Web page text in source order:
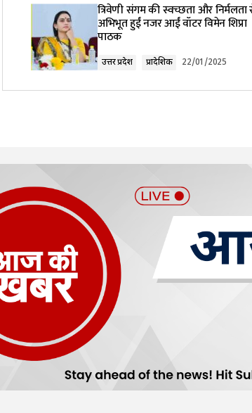
त्रिवेणी संगम की स्वच्छता और निर्मलता
अभिभूत हुईं नजर आईं वॉटर विमेन शिप्रा
पाठक
उत्तर प्रदेश प्रादेशिक 22/01/2025